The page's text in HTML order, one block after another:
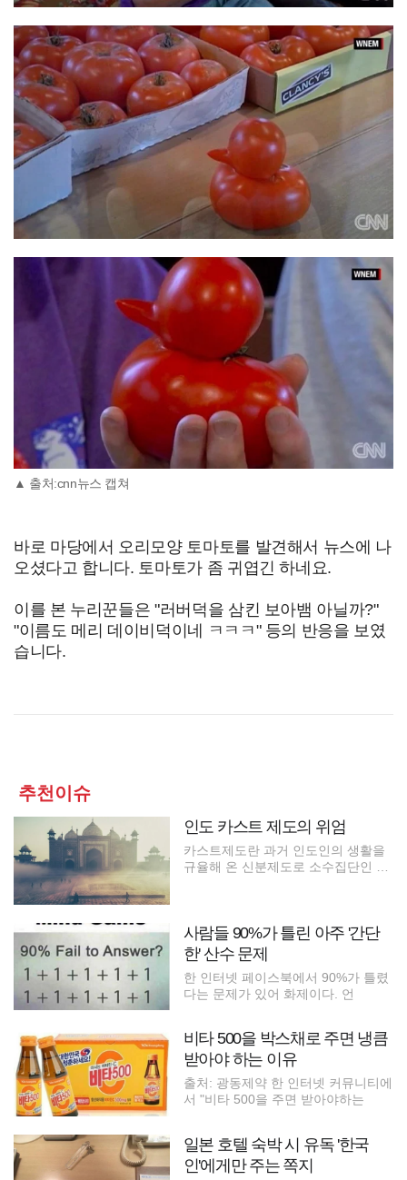
▲ 출처:cnn뉴스 캡쳐
바로 마당에서 오리모양 토마토를 발견해서 뉴스에 나
오셨다고 합니다. 토마토가 좀 귀엽긴 하네요.
이를 본 누리꾼들은 "러버덕을 삼킨 보아뱀 아닐까?"
"이름도 메리 데이비덕이네 ㅋㅋㅋ" 등의 반응을 보였
습니다.
추천이슈
인도 카스트 제도의 위엄
카스트제도란 과거 인도인의 생활을
규율해 온 신분제도로 소수집단인 지
사람들 90%가 틀린 아주 '간단
한' 산수 문제
한 인터넷 페이스북에서 90%가 틀렸
다는 문제가 있어 화제이다. 언
비타 500을 박스채로 주면 냉큼
받아야 하는 이유
출처: 광동제약 한 인터넷 커뮤니티에
서 "비타 500을 주면 받아야하는
일본 호텔 숙박 시 유독 '한국
인'에게만 주는 쪽지